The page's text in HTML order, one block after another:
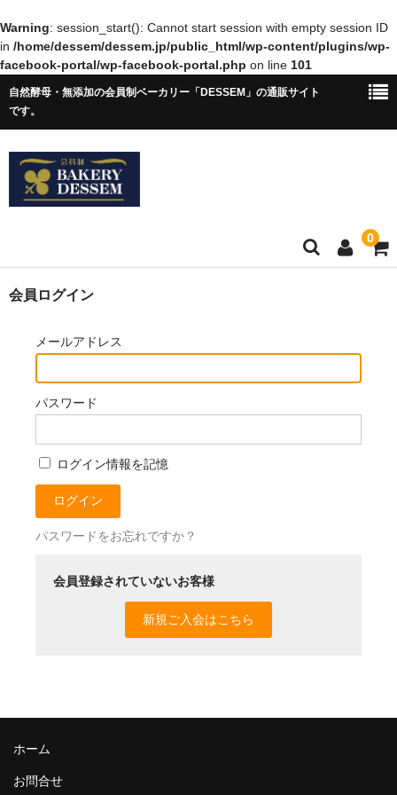
Warning: session_start(): Cannot start session with empty session ID
in /home/dessem/dessem.jp/public_html/wp-content/plugins/wp-
facebook-portal/wp-facebook-portal.php on line 101
自然酵母・無添加の会員制ベーカリー「DESSEM」の通販サイト
です。
0
ホーム
「デッセム」ブログ
お問合せ
会員ログイン
メールアドレス
パスワード
ログイン情報を記憶
パスワードをお忘れですか？
会員登録されていないお客様
新規ご入会はこちら
ホーム
お問合せ